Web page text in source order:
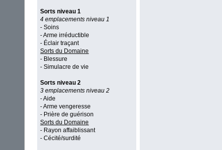
Sorts niveau 1
4 emplacements niveau 1
- Soins
- Arme irréductible
- Éclair traçant
Sorts du Domaine
- Blessure
- Simulacre de vie
Sorts niveau 2
3 emplacements niveau 2
- Aide
- Arme vengeresse
- Prière de guérison
Sorts du Domaine
- Rayon affaiblissant
- Cécité/surdité